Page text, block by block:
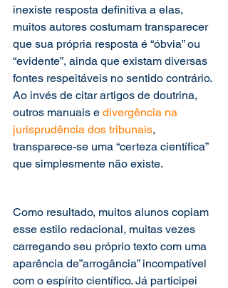
inexiste resposta definitiva a elas,
muitos autores costumam transparecer
que sua própria resposta é “óbvia” ou
“evidente”, ainda que existam diversas
fontes respeitáveis no sentido contrário.
Ao invés de citar artigos de doutrina,
outros manuais e divergência na
jurisprudência dos tribunais,
transparece-se uma “certeza científica”
que simplesmente não existe.
Como resultado, muitos alunos copiam
esse estilo redacional, muitas vezes
carregando seu próprio texto com uma
aparência de”arrogância” incompatível
com o espírito científico. Já participei